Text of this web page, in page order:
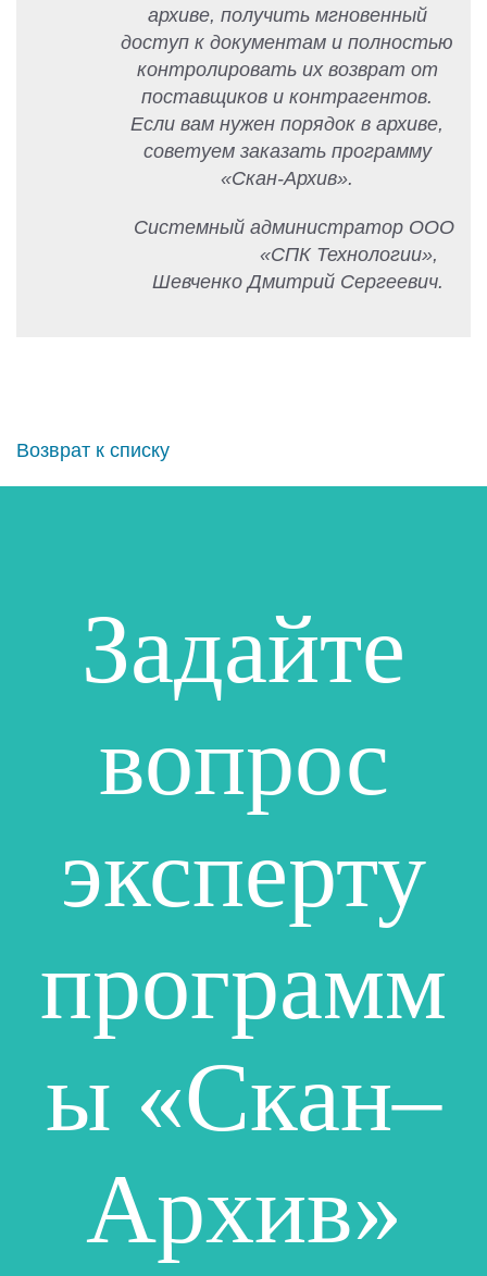
архиве, получить мгновенный
доступ к документам и полностью
контролировать их возврат от
поставщиков и контрагентов.
Если вам нужен порядок в архиве,
советуем заказать программу
«Скан-Архив».
Системный администратор ООО
«СПК Технологии»,
Шевченко Дмитрий Сергеевич.
Возврат к списку
Задайте
вопрос
эксперту
программ
ы «Скан–
Архив»